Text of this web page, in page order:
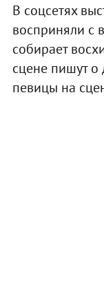
В соцсетях
восприняли с
собирает
сцене пишут
певицы на